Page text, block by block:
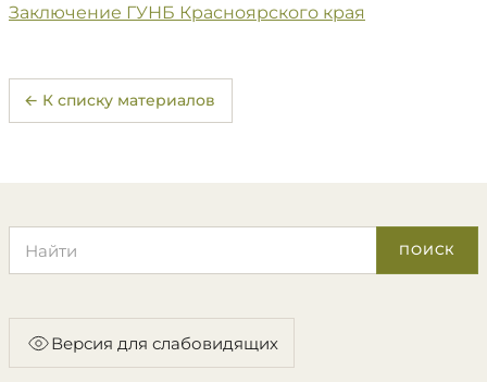
Заключение ГУНБ Красноярского края
← К списку материалов
ПОИСК
Версия для слабовидящих